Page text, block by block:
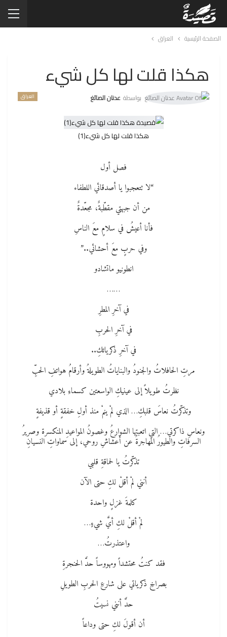
الصفحة الرئيسية العراق
هكذا قلت لها كل شيء
العراق بواسطة عدنان الصائغ
هكذا قلت لها كل شيء(1)
فصل أول
“لا تتعجبوا يا أصدقائي اللطفاء
من أن جبهتي مقطّبةٌ، مجعّدةٌ
فأنا أعيشُ في سلامٍ معَ الناسِ
وفي حربٍ معَ أحشائي..”
انطونيو ماتشادو
……
في آخرِ المطرِ
في آخرِ الحربِ
في آخرِ ذكرياتكِ..
مرتِ الحافلاتُ والجنودُ والبناياتُ الطويلةُ وأرقامُ هواتفِ الحبِّ
نظرتُ طويلاً إلى عينيكِ الواسعتين كسماءِ بلادي
وتذكّرتُ نعاسَ قلبكِ… الذي لمْ ينمْ منذ أولِ خفقةٍ أو قذيفةٍ
ونعاسِ ذاكرتي… التي اتعبتها الشوارعُ وغصونُ المواعيدِ المنكسرة وصريرُ
السرفاتِ والطيورُ المهاجرةُ عن أعشاشِ روحي، إلى سماواتِ النسيانِ
تذكّرتُ يا لحماقةِ قلبي
أنني لمْ أقلْ لكِ حتى الآن
كلمةَ غزلٍ واحدة
لمْ أقلْ لكِ أيَّ شيءٍ…
واعتذرتُ…
فقد كنتُ محتشداً ومهووساً حدَّ الحنجرةِ
بصراخِ ذكرياتي على شارعِ الحربِ الطويلِ
حدَّ أنني نسيتُ
أن أقولَ لكِ حتى وداعاً